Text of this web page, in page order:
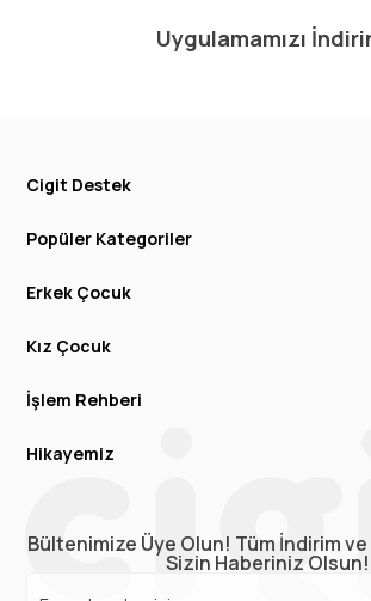
Uygulamamızı
Cigit Destek
Popüler Kategoriler
Erkek Çocuk
Kız Çocuk
İşlem Rehberi
Hikayemiz
Bültenimize Üye Olun! Tüm İndirim
Sizin Haberiniz Olsun!